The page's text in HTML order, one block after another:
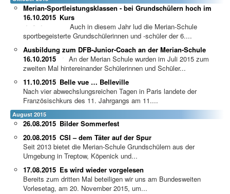
Merian-Sportleistungsklassen - bei Grundschülern hoch im
Kurs
16.10.2015
Auch in diesem Jahr lud die Merian-Schule
sportbegeisterte Grundschülerinnen und -schüler der 6....
Ausbildung zum DFB-Junior-Coach an der Merian-Schule
16.10.2015
An der Merian Schule wurden im Juli 2015 zum
zweiten Mal hintereinander Schülerinnen und Schüler...
Belle vue … Belleville
11.10.2015
Nach vier abwechslungsreichen Tagen in Paris landete der
Französischkurs des 11. Jahrgangs am 11....
August 2015
Bilder Sommerfest
26.08.2015
CSI – dem Täter auf der Spur
20.08.2015
Seit 2013 bietet die Merian-Schule Grundschülern aus der
Umgebung in Treptow, Köpenick und...
Es wird wieder vorgelesen
17.08.2015
Bereits zum dritten Mal beteiligen wir uns am Bundesweiten
Vorlesetag, am 20. November 2015, um...